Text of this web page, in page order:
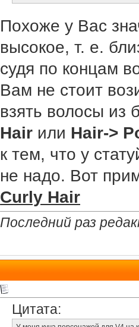
Похоже у Вас
высокое, т. е.
судя по концам
Вам не стоит
взять волосы из
Hair или Hair->
к тем, что у
не надо. Вот
Curly Hair
Последний раз
Цитата: